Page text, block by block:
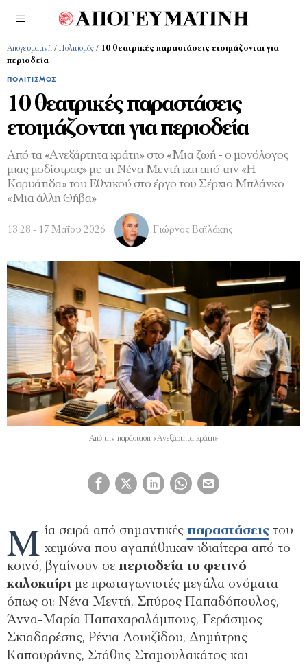
Απογευματινή / Πολιτισμός / 10 θεατρικές παραστάσεις ετοιμάζονται για
περιοδεία
ΠΟΛΙΤΙΣΜΌΣ
10 θεατρικές παραστάσεις
ετοιμάζονται για περιοδεία
Από τα «Ανεξάρτητα κράτη» στο «Μια ζωή - ο μονόλογος
μιας μοδίστρας» με τη Νένα Μεντή και από την «Η
Καρυάτιδα» του Εθνικού στο έργο του Σέρχιο Μπλάνκο
«Μια άλλη Θήβα»
13:28 - 17 Μαΐου 2026 Γιώργος Βαϊλάκης
Aπό την παράσταση «Ανεξάρτητα κράτη»
Μ ία σειρά από σημαντικές παραστάσεις του
χειμώνα που αγαπήθηκαν ιδιαίτερα από το
κοινό, βγαίνουν σε περιοδεία το φετινό
καλοκαίρι με πρωταγωνιστές μεγάλα ονόματα
όπως οι: Νένα Μεντή, Σπύρος Παπαδόπουλος,
Άννα-Μαρία Παπαχαραλάμπους, Γεράσιμος
Σκιαδαρέσης, Ρένια Λουιζίδου, Δημήτρης
Καπουράνης, Στάθης Σταμουλακάτος και